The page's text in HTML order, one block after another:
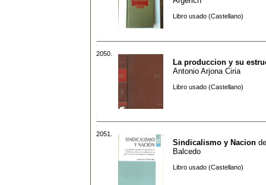
Libro usado (Castellano)
2050.
La produccion y su
Antonio Arjona Ciria
Libro usado (Castellano)
2051.
Sindicalismo y Nacion
Balcedo
Libro usado (Castellano)